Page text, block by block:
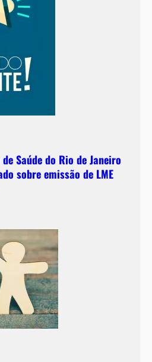
Saúde do Rio de Janeiro
sobre emissão de LME